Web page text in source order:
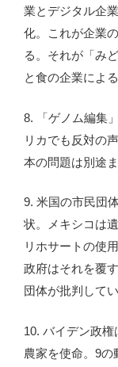
業とデジタル企
化。これが企業
る。それが「み
と食の企業によ
8. 「ゲノム編集
リカでも反対の
本の問題は別途ま
9. 米国の市民団
状。メキシコは
リホサートの使
政府はそれを覆
団体が批判して
10. バイデン政
農家を使命。9